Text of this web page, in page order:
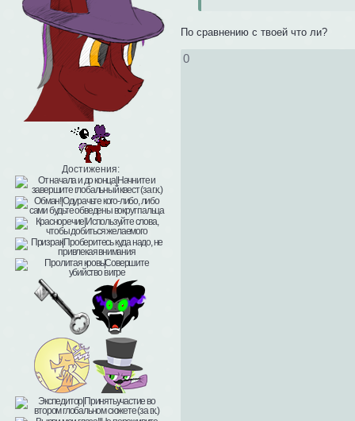
Достижения:
По сравнению с твоей что ли?
0